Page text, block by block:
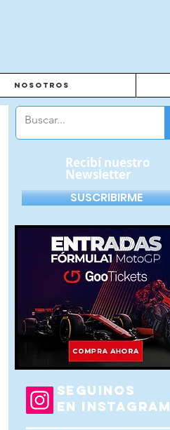
Nosotros
SEGUINOS
EN INSTAGRAM
Recibí nuestro
Newsletter
SUSCRIBIRME